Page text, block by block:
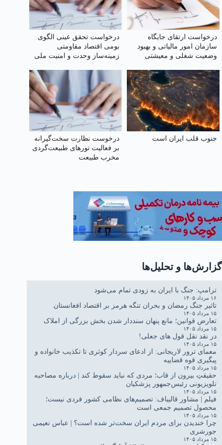
درخواست ارتقای جایگاه
سازمان امور مالیاتی و بهبود
وضعیت شغلی و معیشتی
درخواست تحقق عینی الگوی
بومی اقتصاد مقاومتی
زمینه‌ساز وحدت و امنیت ملی
جنوب قلب ایران است
درخوست نظارت سخت‌گیرانه
بر فعالیت تورهای طبیعت‌گردی
مخرب طبیعت
گزارش‌ها و تحلیل‌ها
ترامپ: جنگ با ایران به زودی تمام می‌شود
۱۶ مرداد ۱۴۰۵
تاثیر جنگ رمضان و بحران تنگه هرمز بر اقتصاد افغانستان
۱۵ مرداد ۱۴۰۵
تعارض قوانین؛ مانع پنهان سنددار شدن بخش بزرگی از املاک
۱۵ مرداد ۱۴۰۵
در نقد نقل قول های جعلی!
۱۵ مرداد ۱۴۰۵
معمای ترور لاریجانی: از ادعای سردار کوثری تا تکذیب خانواده و
پیگیری قوه قضاییه
۱۵ مرداد ۱۴۰۵
حقیقتِ بیرون از قاب؛ مردی که نباید سقوط کند | درباره مصاحبه
تلویزیونی رئیس‌جمهور پزشکیان
۱۵ مرداد ۱۴۰۵
فیلم | مشاور قالیباف: تصمیم‌های نظامی کشور فردی نیست؛
محصول تصمیم جمعی است
۱۵ مرداد ۱۴۰۵
چرا خندیدن برای مردم ایران سخت‌تر شده است؟ | عباس نعیمی
جورشری
۱۵ مرداد ۱۴۰۵